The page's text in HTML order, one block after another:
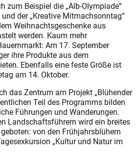
zum Beispiel die „Alb-Olympiade“
der „Kreative Mitmachsonntag“
Weihnachtsgeschenke aus
werden. Kaum mehr
Am 17. September
ihre Produkte aus dem
Ebenfalls eine feste Größe ist
am 14. Oktober.
das Zentrum am Projekt „Blühender
Teil des Programms bilden
Führungen und Wanderungen.
Landschaftsführern wird ein breites
von den Frühjahrsblühern
„Kultur und Natur im